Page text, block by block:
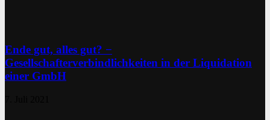
Ende gut, alles gut? −
Gesellschafterverbindlichkeiten in der Liquidation
einer GmbH